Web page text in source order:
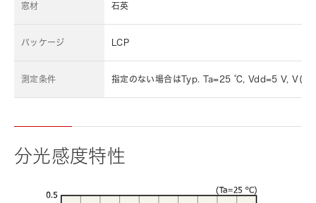
窓材 石英
パッケージ LCP
測定条件 指定のない場合はTyp. Ta=25 ℃, Vdd=5 V,
分光感度特性